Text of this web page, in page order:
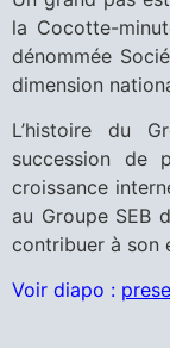
la Cocotte-
dénommée
dimension
L’histoire du
succession de
croissance
au Groupe SEB
contribuer à son
Voir diapo :